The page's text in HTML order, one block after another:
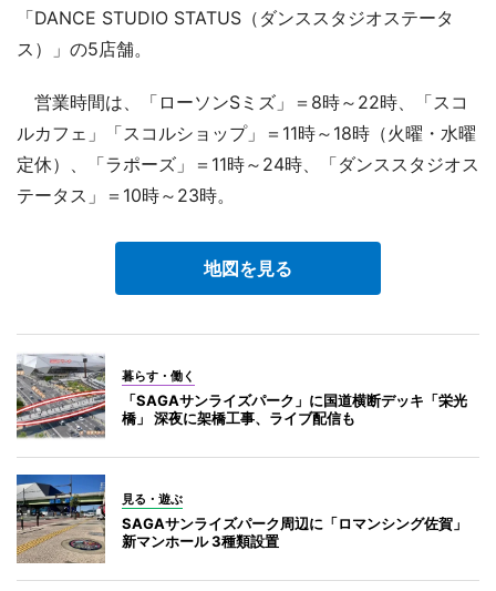
「DANCE STUDIO STATUS（ダンススタジオステータ
ス）」の5店舗。
営業時間は、「ローソンSミズ」＝8時～22時、「スコ
ルカフェ」「スコルショップ」＝11時～18時（火曜・水曜
定休）、「ラポーズ」＝11時～24時、「ダンススタジオス
テータス」＝10時～23時。
地図を見る
暮らす・働く
「SAGAサンライズパーク」に国道横断デッキ「栄光
橋」 深夜に架橋工事、ライブ配信も
見る・遊ぶ
SAGAサンライズパーク周辺に「ロマンシング佐賀」
新マンホール 3種類設置